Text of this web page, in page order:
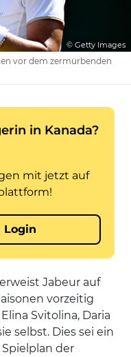
© Getty Images
vor dem zermürbenden
Jabeur auf
vorzeitig
Svitolina, Daria
selbst. Dies sei ein
Spielplan der